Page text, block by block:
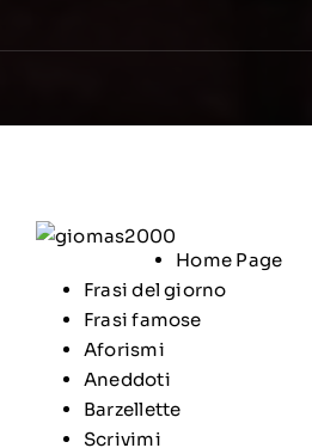
Home Page
Frasi del giorno
Frasi famose
Aforismi
Aneddoti
Barzellette
Scrivimi